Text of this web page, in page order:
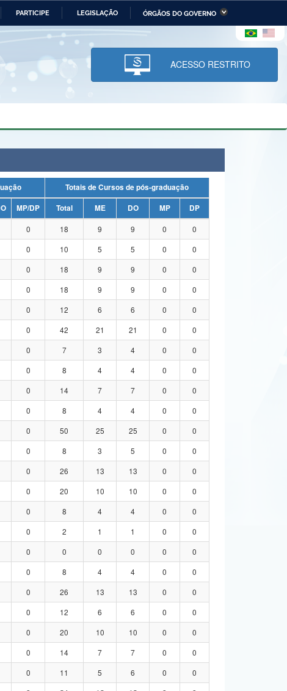
PARTICIPE LEGISLAÇÃO ÓRGÃOS DO GOVERNO
Ministério da Economia Ministério da Infraestrutura
Ministério da Ciência,
Tecnologia, Inovações e
Comunicações
dos Direitos Humanos
ACESSO RESTRITO
graduação
Totais de Cursos de pós-graduação
MP/DP Total ME DO MP
DP
0 18 9 9 0
0
0 10 5 5 0
0
0 18 9 9 0
0
0 18 9 9 0
0
0 12 6 6 0
0
0 42 21 21 0
0
0 7 3 4 0
0
0 8 4 4 0
0
0 14 7 7 0
0
0 8 4 4 0
0
0 50 25 25 0
0
0 8 3 5 0
0
0 26 13 13 0
0
0 20 10 10 0
0
0 8 4 4 0
0
0 2 1 1 0
0
0 0 0 0 0
0
0 8 4 4 0
0
0 26 13 13 0
0
0 12 6 6 0
0
0 20 10 10 0
0
0 14 7 7 0
0
0 11 5 6 0
0